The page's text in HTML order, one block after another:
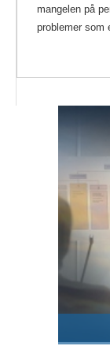
mangelen på
problemer som